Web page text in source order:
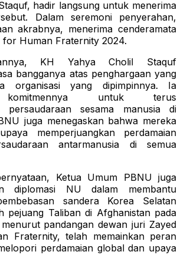
hadir langsung untuk menerima
Dalam seremoni penyerahan,
akrabnya, menerima cenderamata
for Human Fraternity 2024.
KH Yahya Cholil Staquf
bangganya atas penghargaan yang
organisasi yang dipimpinnya. Ia
komitmennya untuk terus
persaudaraan sesama manusia di
juga menegaskan bahwa mereka
memperjuangkan perdamaian
antarmanusia di semua
Ketua Umum PBNU juga
diplomasi NU dalam membantu
sandera Korea Selatan
pejuang Taliban di Afghanistan pada
pandangan dewan juri Zayed
Fraternity, telah memainkan peran
perdamaian global dan upaya